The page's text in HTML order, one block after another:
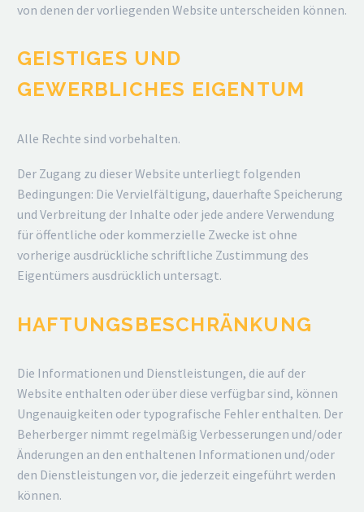
von denen der vorliegenden Website unterscheiden können.
GEISTIGES UND
GEWERBLICHES EIGENTUM
Alle Rechte sind vorbehalten.
Der Zugang zu dieser Website unterliegt folgenden
Bedingungen: Die Vervielfältigung, dauerhafte Speicherung
und Verbreitung der Inhalte oder jede andere Verwendung
für öffentliche oder kommerzielle Zwecke ist ohne
vorherige ausdrückliche schriftliche Zustimmung des
Eigentümers ausdrücklich untersagt.
HAFTUNGSBESCHRÄNKUNG
Die Informationen und Dienstleistungen, die auf der
Website enthalten oder über diese verfügbar sind, können
Ungenauigkeiten oder typografische Fehler enthalten. Der
Beherberger nimmt regelmäßig Verbesserungen und/oder
Änderungen an den enthaltenen Informationen und/oder
den Dienstleistungen vor, die jederzeit eingeführt werden
können.